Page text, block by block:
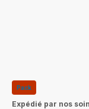
Pack
Expédié par nos